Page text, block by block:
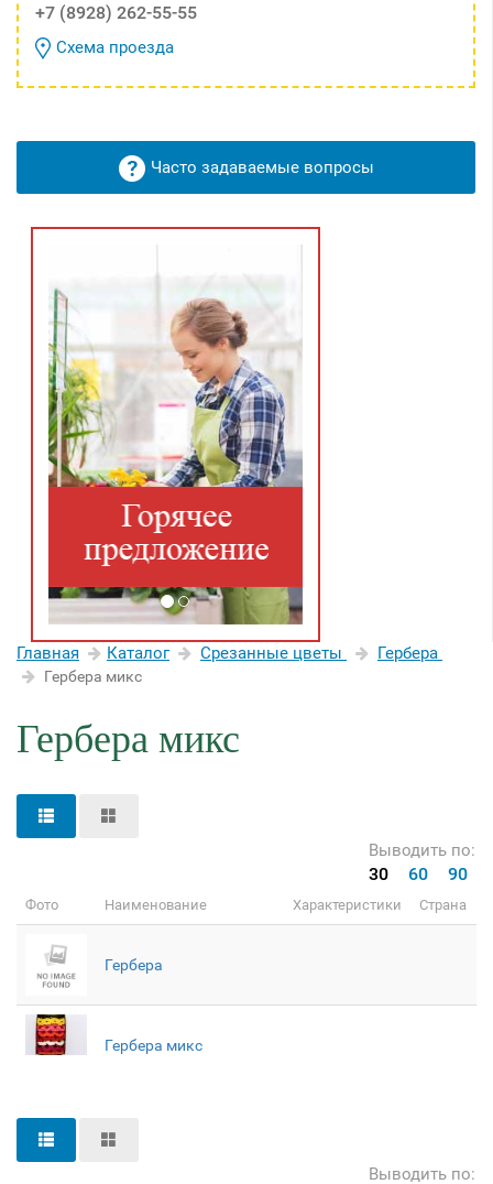
+7 (8928) 262-55-55
Схема проезда
Часто задаваемые вопросы
Главная Каталог Срезанные цветы Гербера
Гербера микс
Гербера микс
Выводить по:
30 60 90
Фото Наименование Характеристики Страна
Гербера
Гербера микс
Выводить по: